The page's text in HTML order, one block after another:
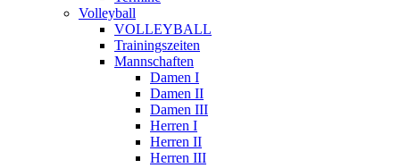
Volleyball
VOLLEYBALL
Trainingszeiten
Mannschaften
Damen I
Damen II
Damen III
Herren I
Herren II
Herren III